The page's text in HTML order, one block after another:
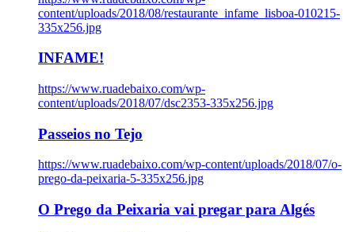
content/uploads/2018/08/restaurante_infame_lisboa-010215-
335x256.jpg
INFAME!
https://www.ruadebaixo.com/wp-
content/uploads/2018/07/dsc2353-335x256.jpg
Passeios no Tejo
https://www.ruadebaixo.com/wp-content/uploads/2018/07/o-
prego-da-peixaria-5-335x256.jpg
O Prego da Peixaria vai pregar para Algés